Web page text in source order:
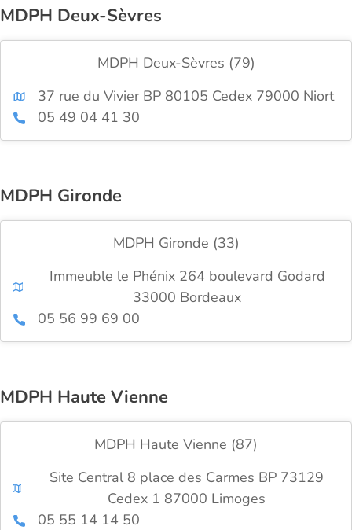
MDPH Deux-Sèvres
MDPH Deux-Sèvres (79)
37 rue du Vivier BP 80105 Cedex 79000 Niort
05 49 04 41 30
MDPH Gironde
MDPH Gironde (33)
Immeuble le Phénix 264 boulevard Godard
33000 Bordeaux
05 56 99 69 00
MDPH Haute Vienne
MDPH Haute Vienne (87)
Site Central 8 place des Carmes BP 73129
Cedex 1 87000 Limoges
05 55 14 14 50